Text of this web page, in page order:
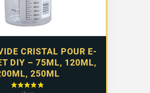
CRISTAL POUR E-
DIY – 75ML, 120ML,
250ML